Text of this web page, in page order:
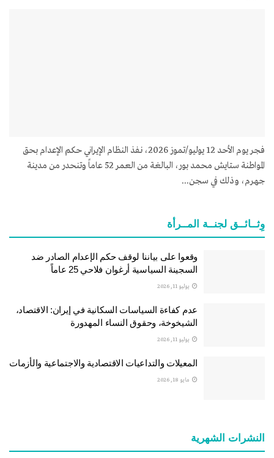
فجر يوم الأحد 12 يوليو/تموز 2026، نفذ النظام الإيراني حكم الإعدام بحق
المواطنة ستايش محمد بور، البالغة من العمر 52 عاماً وتنحدر من مدينة
جهرم، وذلك في سجن...
وِثــائــق لجنــة المــرأة
وقعوا على بياننا لوقف حكم الإعدام الصادر ضد
السجينة السياسية أرغوان فلاحي 25 عاماً
يوليو 11, 2026
عدم كفاءة السياسات السكانية في إيران: الاقتصاد،
الشيخوخة، وحقوق النساء المهدورة
يوليو 11, 2026
المعيلات والتداعيات الاقتصادية والاجتماعية والأزمات
مايو 18, 2026
النشرات الشهریة